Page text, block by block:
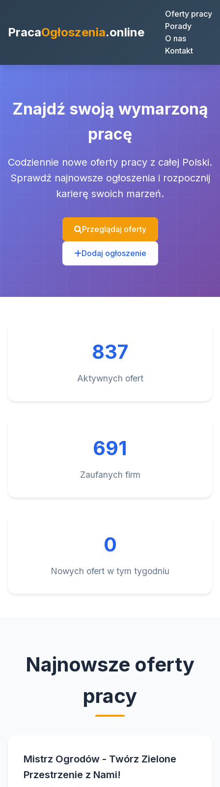
PracaOgłoszenia.online
Oferty pracy
Porady
O nas
Kontakt
Znajdź swoją wymarzoną
pracę
Codziennie nowe oferty pracy z całej Polski.
Sprawdź najnowsze ogłoszenia i rozpocznij
karierę swoich marzeń.
Przeglądaj oferty
Dodaj ogłoszenie
837
Aktywnych ofert
691
Zaufanych firm
0
Nowych ofert w tym tygodniu
Najnowsze oferty
pracy
Mistrz Ogrodów - Twórz Zielone
Przestrzenie z Nami!